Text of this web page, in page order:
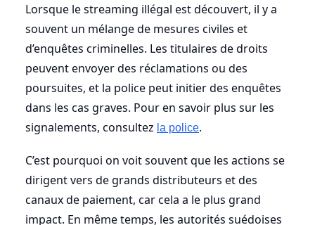
Lorsque le streaming illégal est découvert, il y a
souvent un mélange de mesures civiles et
d’enquêtes criminelles. Les titulaires de droits
peuvent envoyer des réclamations ou des
poursuites, et la police peut initier des enquêtes
dans les cas graves. Pour en savoir plus sur les
signalements, consultez la police.
C’est pourquoi on voit souvent que les actions se
dirigent vers de grands distributeurs et des
canaux de paiement, car cela a le plus grand
impact. En même temps, les autorités suédoises